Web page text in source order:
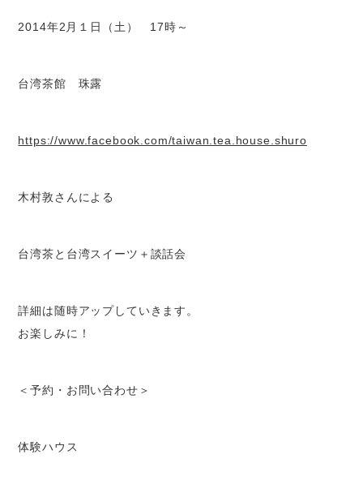
2014年2月１日（土） 17時～
台湾茶館 珠露
https://www.facebook.com/taiwan.tea.house.shuro
木村敦さんによる
台湾茶と台湾スイーツ＋談話会
詳細は随時アップしていきます。
お楽しみに！
＜予約・お問い合わせ＞
体験ハウス